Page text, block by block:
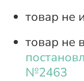
товар не
товар не
№2463